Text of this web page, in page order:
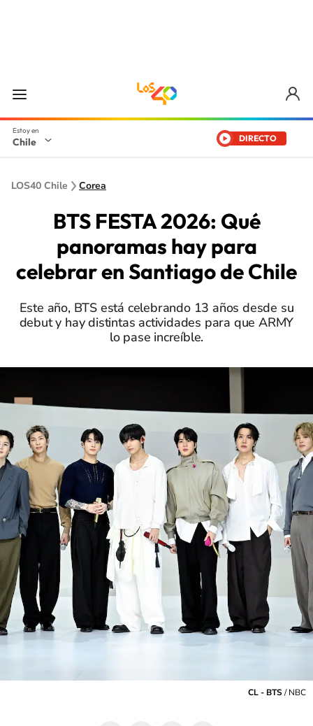
Chile DIRECTO
LOS40 Chile Corea
BTS FESTA 2026: Qué
panoramas hay para
celebrar en Santiago de Chile
Este año, BTS está celebrando 13 años desde su
debut y hay distintas actividades para que ARMY
lo pase increíble.
CL - BTS/NBC